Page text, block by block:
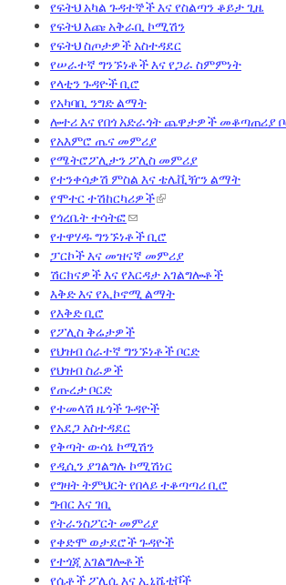
የፍትህ አካል ጉዳተኞች እና የስልጣን ቆይታ ጊዜ
የፍትህ እጩ አቅራቢ ኮሚሽን
የፍትህ ስጦታዎች አስተዳደር
የሠራተኛ ግንኙነቶች እና የጋራ ስምምነት
የላቲን ጉዳዮች ቢሮ
የአካባቢ ንግድ ልማት
ሎተሪ እና የበጎ አድራጎት ጨዋታዎች መቆጣጠሪያ
የአእምሮ ጤና መምሪያ
የሜትሮፖሊታን ፖሊስ መምሪያ
የተንቀሳቃሽ ምስል እና ቴሌቪዥን ልማት
የሞተር ተሽከርካሪዎች
የጎረቤት ተሳትፎ
የተዋሃዱ ግንኙነቶች ቢሮ
ፓርኮች እና መዝናኛ መምሪያ
ሽርክናዎች እና የእርዳታ አገልግሎቶች
እቅድ እና የኢኮኖሚ ልማት
የእቅድ ቢሮ
የፖሊስ ቅሬታዎች
የህዝብ ሰራተኛ ግንኙነቶች ቦርድ
የህዝብ ስራዎች
የጡረታ ቦርድ
የተመላሽ ዜጎች ጉዳዮች
የአደጋ አስተዳደር
የቅጣት ውሳኔ ኮሚሽን
የዲሲን ያገልግሉ ኮሚሽነር
የግዛት ትምህርት የበላይ ተቆጣጣሪ ቢሮ
ግብር እና ገቢ
የትራንስፖርት መምሪያ
የቀድሞ ወታደሮች ጉዳዮች
የተጎጂ አገልግሎቶች
የሴቶች ፖሊሲ እና ኢኒሼቲቮች